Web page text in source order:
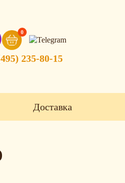
0
235-80-15
Доставка